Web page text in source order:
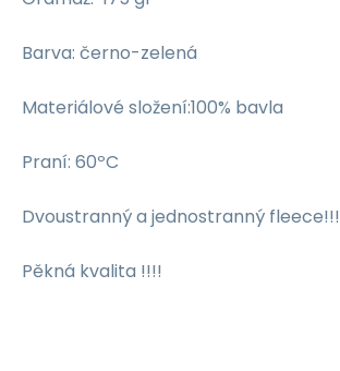
Barva: černo-zelená
Materiálové složení:100% bavla
Praní: 60ºC
Dvoustranný a jednostranný fleece!!!
Pěkná kvalita !!!!